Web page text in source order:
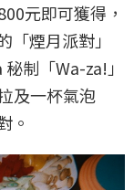
元即可獲得，
煙月派對」
制「Wa-za!」
及一杯氣泡
。